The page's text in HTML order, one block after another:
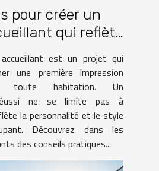
pour créer un
qui reflète
est un projet qui
une première impression
toute habitation. Un
ne se limite pas à
la personnalité et le style
Découvrez dans les
des conseils pratiques...